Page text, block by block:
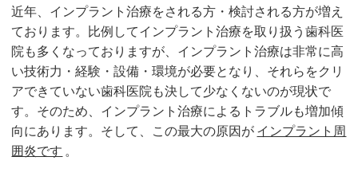
近年、インプラント治療をされる方・検討される方が増え
ております。比例してインプラント治療を取り扱う歯科医
院も多くなっておりますが、インプラント治療は非常に高
い技術力・経験・設備・環境が必要となり、それらをクリ
アできていない歯科医院も決して少なくないのが現状で
す。そのため、インプラント治療によるトラブルも増加傾
向にあります。そして、この最大の原因が インプラント周
囲炎です 。